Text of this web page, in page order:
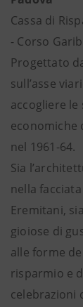
Cassa di
- Corso
Progettato
sull’asse
accogliere
economiche
nel 1961-64.
Sia
nella
Eremitani,
gioiose di
alle forme
risparmio e
celebrazioni